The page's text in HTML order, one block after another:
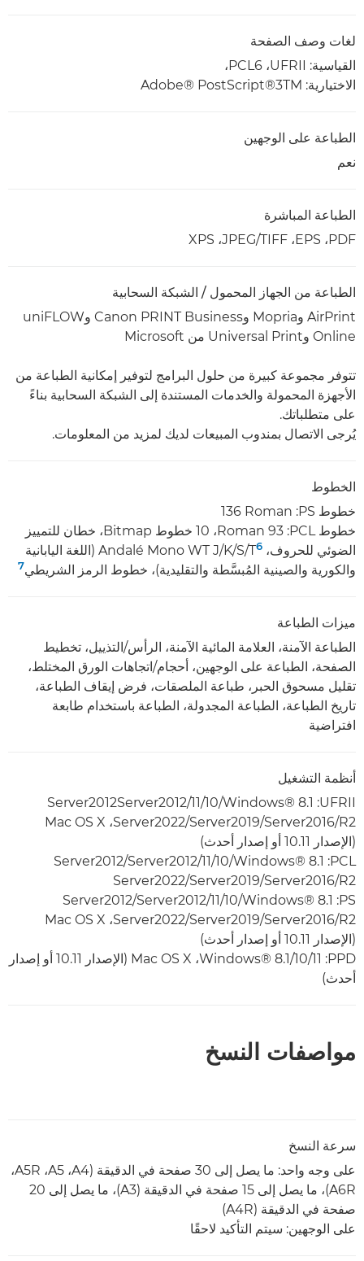
لغات وصف الصفحة
القياسية: UFRII، ‏PCL6،
الاختيارية: ‎Adobe® PostScript®3TM‎
الطباعة على الوجهين
نعم
الطباعة المباشرة
PDF،‏ EPS،‏ TIFF/‏JPEG، ‏XPS
الطباعة من الجهاز المحمول / الشبكة السحابية
AirPrint وMopria وCanon PRINT Business وuniFLOW
Online وUniversal Print من Microsoft
تتوفر مجموعة كبيرة من حلول البرامج لتوفير إمكانية الطباعة من
الأجهزة المحمولة والخدمات المستندة إلى الشبكة السحابية بناءً
على متطلباتك.
يُرجى الاتصال بمندوب المبيعات لديك لمزيد من المعلومات.
الخطوط
خطوط PS:‏ ‎136 Roman
خطوط PCL:‏ ‎‏93 Roman،‏ 10 خطوط Bitmap، خطان للتمييز
الضوئي للحروف، Andalé Mono WT J/K/S/T 6
(اللغة اليابانية
والكورية والصينية المُبسَّطة والتقليدية)، خطوط الرمز الشريطي7
ميزات الطباعة
الطباعة الآمنة، العلامة المائية الآمنة، الرأس/التذييل، تخطيط
الصفحة، الطباعة على الوجهين، أحجام/اتجاهات الورق المختلط،
تقليل مسحوق الحبر، طباعة الملصقات، فرض إيقاف الطباعة،
تاريخ الطباعة، الطباعة المجدولة، الطباعة باستخدام طابعة
افتراضية
أنظمة التشغيل
UFRII‏: Windows® 8.1‏/10/‏11‏/Server2012‏Server2012
(الإصدار 10.11 أو إصدار أحدث)
PCL‏: Windows® 8.1‏/10/‏11‏/Server2012‏/Server2012
R2‏/Server2016‏/Server2019/‏Server2022
PS‏: Windows® 8.1‏/10/‏11‏/Server2012‏/Server2012
(الإصدار 10.11 أو إصدار أحدث)
PPD‏: Windows® 8.1/10/11‏، Mac OS X‏ (الإصدار 10.11 أو إصدار
أحدث)
مواصفات النسخ
سرعة النسخ
على وجه واحد: ما يصل إلى 30 صفحة في الدقيقة (A4‏، A5‏، A5R‏،
A6R)، ما يصل إلى 15 صفحة في الدقيقة (A3)، ما يصل إلى 20
صفحة في الدقيقة (A4R)
على الوجهين: سيتم التأكيد لاحقًا